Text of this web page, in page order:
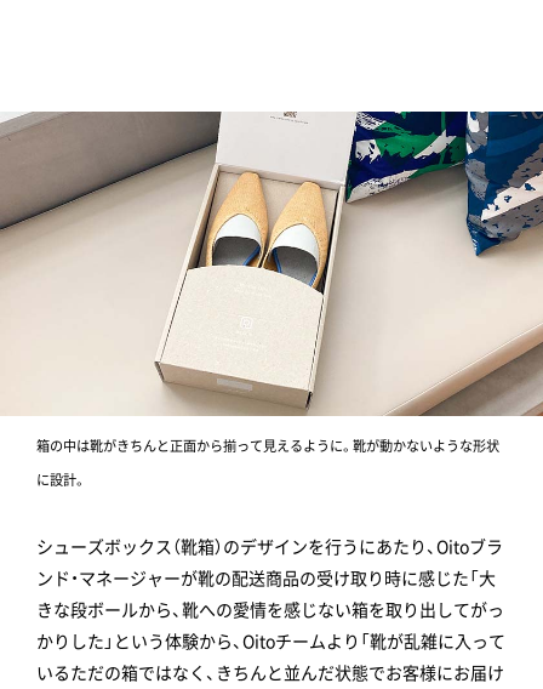
箱の中は靴がきちんと正面から揃って見えるように。靴が動かないような形状
に設計。
シューズボックス（靴箱）のデザインを行うにあたり、Oitoブラ
ンド・マネージャーが靴の配送商品の受け取り時に感じた「大
きな段ボールから、靴への愛情を感じない箱を取り出してがっ
かりした」という体験から、Oitoチームより「靴が乱雑に入って
いるただの箱ではなく、きちんと並んだ状態でお客様にお届け